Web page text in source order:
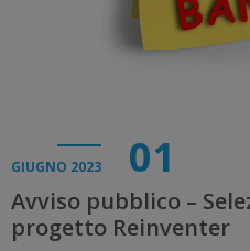
GIUGNO 2023 01
Avviso pubblico –
progetto Reinventer